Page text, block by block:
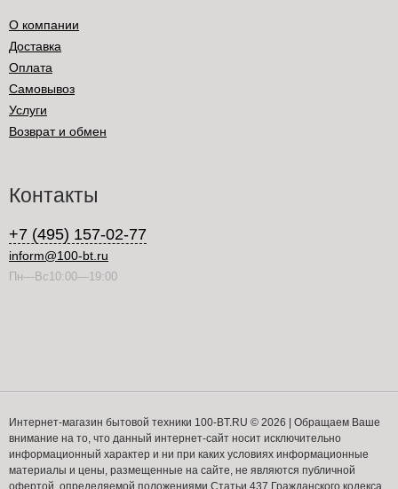
О компании
Доставка
Оплата
Самовывоз
Услуги
Возврат и обмен
Контакты
+7 (495) 157-02-77
inform@100-bt.ru
Пн—Вс10:00—19:00
Интернет-магазин бытовой техники 100-BT.RU © 2026 | Обращаем Ваше
внимание на то, что данный интернет-сайт носит исключительно
информационный характер и ни при каких условиях информационные
материалы и цены, размещенные на сайте, не являются публичной